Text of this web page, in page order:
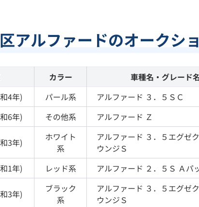
アルファードのオークシ
カラー 車種名・グレード
4年) パール系 アルファード ３．５ＳＣ
6年) その他系 アルファード Ｚ
3年)
ホワイト
系
アルファード ３．５エグゼ
ウンジＳ
1年) レッド系 アルファード ２．５Ｓ Ａパ
3年)
ブラック
系
アルファード ３．５エグゼ
ウンジＳ